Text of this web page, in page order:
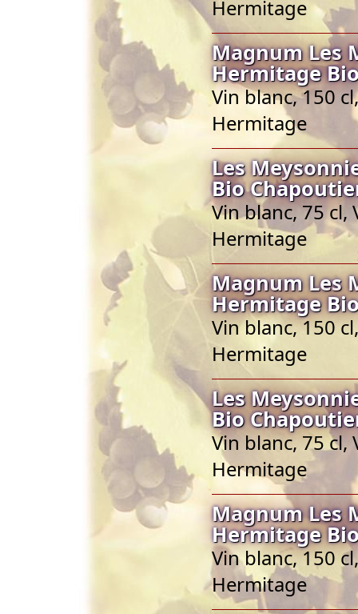
Hermitage
Magnum Les
Hermitage
Vin blanc, 150
Hermitage
Les
Bio
Vin blanc, 75 cl,
Hermitage
Magnum Les
Hermitage
Vin blanc, 150
Hermitage
Les
Bio
Vin blanc, 75 cl,
Hermitage
Magnum Les
Hermitage
Vin blanc, 150
Hermitage